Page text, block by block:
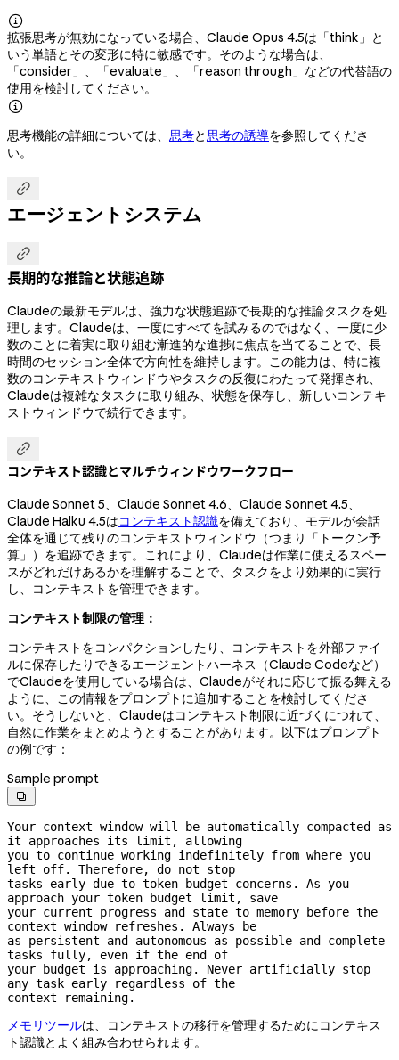

拡張思考が無効になっている場合、Claude Opus 4.5は「think」と
いう単語とその変形に特に敏感です。そのような場合は、
「consider」、「evaluate」、「reason through」などの代替語の
使用を検討してください。

思考機能の詳細については、 思考と思考の誘導を参照してくださ
い。

エージェントシステム

長期的な推論と状態追跡
Claudeの最新モデルは、強力な状態追跡で長期的な推論タスクを処
理します。Claudeは、一度にすべてを試みるのではなく、一度に少
数のことに着実に取り組む漸進的な進捗に焦点を当てることで、長
時間のセッション全体で方向性を維持します。この能力は、特に複
数のコンテキストウィンドウやタスクの反復にわたって発揮され、
Claudeは複雑なタスクに取り組み、状態を保存し、新しいコンテキ
ストウィンドウで続行できます。

コンテキスト認識とマルチウィンドウワークフロー
Claude Sonnet 5、Claude Sonnet 4.6、Claude Sonnet 4.5、
Claude Haiku 4.5はコンテキスト認識を備えており、モデルが会話
全体を通じて残りのコンテキストウィンドウ（つまり「トークン予
算」）を追跡できます。これにより、Claudeは作業に使えるスペー
スがどれだけあるかを理解することで、タスクをより効果的に実行
し、コンテキストを管理できます。
コンテキスト制限の管理：
コンテキストをコンパクションしたり、コンテキストを外部ファイ
ルに保存したりできるエージェントハーネス（Claude Codeなど）
でClaudeを使用している場合は、Claudeがそれに応じて振る舞える
ように、この情報をプロンプトに追加することを検討してくださ
い。そうしないと、Claudeはコンテキスト制限に近づくにつれて、
自然に作業をまとめようとすることがあります。以下はプロンプト
の例です：
Sample prompt

Your context window will be automatically compacted as
it approaches its limit, allowing
you to continue working indefinitely from where you
left off. Therefore, do not stop
tasks early due to token budget concerns. As you
approach your token budget limit, save
your current progress and state to memory before the
context window refreshes. Always be
as persistent and autonomous as possible and complete
tasks fully, even if the end of
your budget is approaching. Never artificially stop
any task early regardless of the
context remaining.
メモリツールは、コンテキストの移行を管理するためにコンテキス
ト認識とよく組み合わせられます。